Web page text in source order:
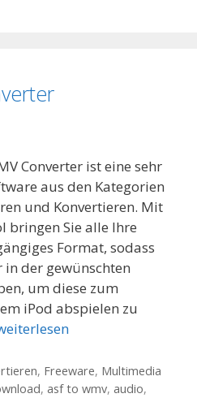
Converter ist eine sehr
aus den Kategorien
und Konvertieren. Mit
bringen Sie alle Ihre
Format, sodass
der gewünschten
um diese zum
iPod abspielen zu
, Freeware, Multimedia
, asf to wmv, audio,